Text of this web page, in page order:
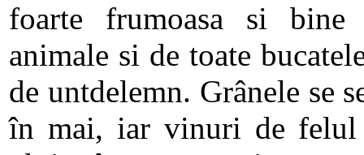
foarte frumoasa si bine
animale si de toate
de untdelemn. Grânele se
în mai, iar vinuri de